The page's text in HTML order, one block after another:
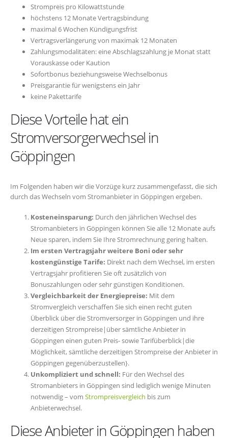
Strompreis pro Kilowattstunde
höchstens 12 Monate Vertragsbindung
maximal 6 Wochen Kündigungsfrist
Vertragsverlängerung von maximak 12 Monaten
Zahlungsmodalitäten: eine Abschlagszahlung je Monat statt
Vorauskasse oder Kaution
Sofortbonus beziehungsweise Wechselbonus
Preisgarantie für wenigstens ein Jahr
keine Pakettarife
Diese Vorteile hat ein
Stromversorgerwechsel in
Göppingen
Im Folgenden haben wir die Vorzüge kurz zusammengefasst, die sich
durch das Wechseln vom Stromanbieter in Göppingen ergeben.
Kosteneinsparung: Durch den jährlichen Wechsel des
Stromanbieters in Göppingen können Sie alle 12 Monate aufs
Neue sparen, indem Sie Ihre Stromrechnung gering halten.
Im ersten Vertragsjahr weitere Boni oder sehr
kostengünstige Tarife: Direkt nach dem Wechsel, im ersten
Vertragsjahr profitieren Sie oft zusätzlich von
Bonuszahlungen oder sehr günstigen Konditionen.
Vergleichbarkeit der Energiepreise: Mit dem
Stromvergleich verschaffen Sie sich einen recht guten
Überblick über die Stromversorger in Göppingen und ihre
derzeitigen Strompreise|über sämtliche Anbieter in
Göppingen einen guten Preis- sowie Tarifüberblick|die
Möglichkeit, sämtliche derzeitigen Strompreise der Anbieter in
Göppingen gegenüberzustellen}.
Unkompliziert und schnell: Für den Wechsel des
Stromanbieters in Göppingen sind lediglich wenige Minuten
notwendig – vom Strompreisvergleich bis zum
Anbieterwechsel.
Diese Anbieter in Göppingen haben